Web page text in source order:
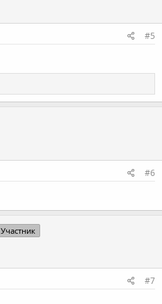
#5
#6
Участник
#7